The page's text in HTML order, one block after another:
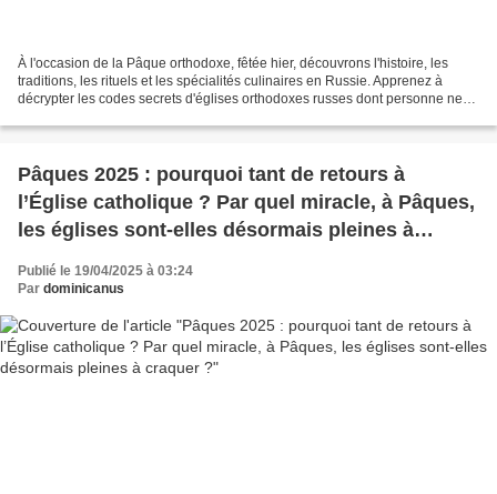
À l'occasion de la Pâque orthodoxe, fêtée hier, découvrons l'histoire, les
traditions, les rituels et les spécialités culinaires en Russie. Apprenez à
décrypter les codes secrets d'églises orthodoxes russes dont personne ne
Pâques 2025 : pourquoi tant de retours à
l’Église catholique ? Par quel miracle, à Pâques,
les églises sont-elles désormais pleines à
Publié le 19/04/2025 à 03:24
Par dominicanus